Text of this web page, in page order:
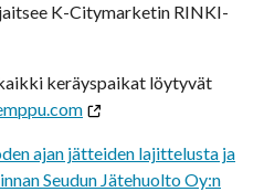
K-Citymarketin RINKI-
keräyspaikat löytyvät
ajan jätteiden lajittelusta ja
Seudun Jätehuolto Oy:n